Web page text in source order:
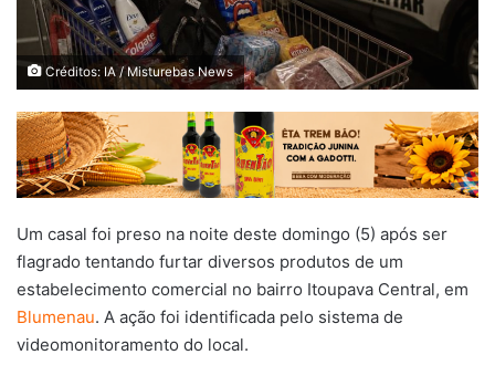
Créditos: IA / Misturebas News
Um casal foi preso na noite deste domingo (5) após ser
flagrado tentando furtar diversos produtos de um
estabelecimento comercial no bairro Itoupava Central, em
Blumenau. A ação foi identificada pelo sistema de
videomonitoramento do local.